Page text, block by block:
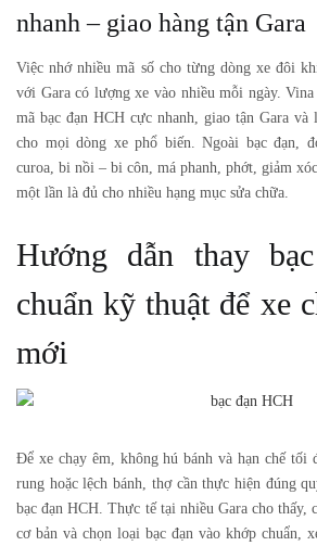
nhanh – giao hàng tận Gara
Việc nhớ nhiều mã số cho từng dòng xe đôi
với Gara có lượng xe vào nhiều mỗi ngày.
mã bạc đạn HCH cực nhanh, giao tận Gara và
cho mọi dòng xe phổ biến. Ngoài bạc đạn,
curoa, bi nồi – bi côn, má phanh, phớt, giảm
một lần là đủ cho nhiều hạng mục sửa chữa.
Hướng dẫn thay
chuẩn kỹ thuật để xe
mới
Để xe chạy êm, không hú bánh và hạn chế tối
rung hoặc lệch bánh, thợ cần thực hiện đúng
bạc đạn HCH. Thực tế tại nhiều Gara cho thấy,
cơ bản và chọn loại bạc đạn vào khớp chuẩn,